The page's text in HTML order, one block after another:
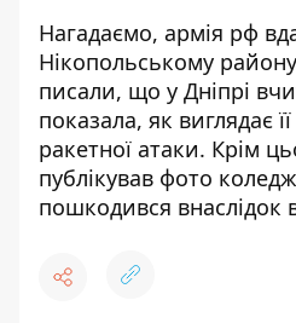
Нагадаємо, армія рф
Нікопольському району
писали, що у Дніпрі
показала, як виглядає
ракетної атаки. Крім
публікував фото
пошкодився внаслідок